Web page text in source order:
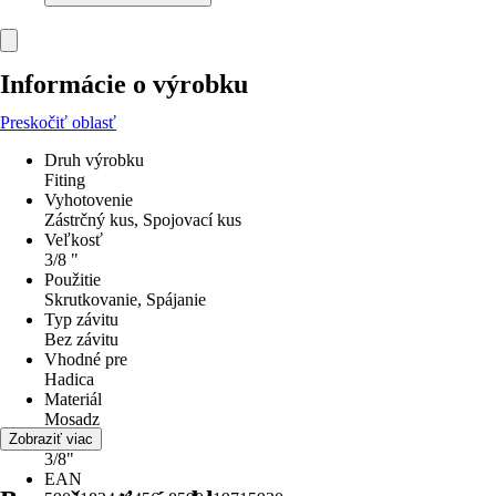
Informácie o výrobku
Preskočiť oblasť
Druh výrobku
Fiting
Vyhotovenie
Zástrčný kus, Spojovací kus
Veľkosť
3/8 "
Použitie
Skrutkovanie, Spájanie
Typ závitu
Bez závitu
Vhodné pre
Hadica
Materiál
Mosadz
Priemer
3/8"
EAN
Zobraziť viac